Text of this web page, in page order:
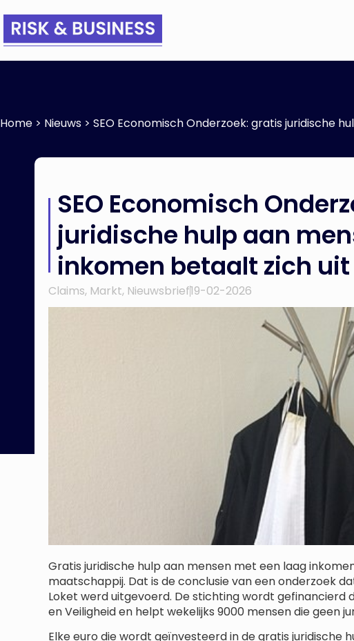
Home > Nieuws > SEO Economisch Onderzoek: gratis juridische
SEO Economisch
juridische hulp aan
inkomen betaalt zich uit
Claims, Markt, Nieuwsbrief19-02-2026
Gratis juridische hulp aan mensen met een laag
maatschappij. Dat is de conclusie van een onderzoek
Loket werd uitgevoerd. De stichting wordt gefinancierd
en Veiligheid en helpt wekelijks 9000 mensen die geen
Elke euro die wordt geïnvesteerd in de gratis juridische